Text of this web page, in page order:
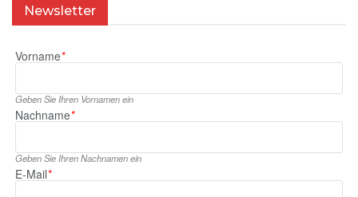
Newsletter
Vorname*
Geben Sie Ihren Vornamen ein
Nachname*
Geben Sie Ihren Nachnamen ein
E‑Mail*